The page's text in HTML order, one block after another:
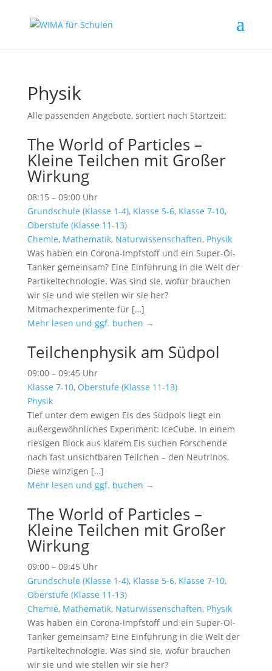
Physik
Alle passenden Angebote, sortiert nach Startzeit:
The World of Particles –
Kleine Teilchen mit Großer
Wirkung
08:15 – 09:00 Uhr
Grundschule (Klasse 1-4), Klasse 5-6, Klasse 7-10,
Oberstufe (Klasse 11-13)
Chemie, Mathematik, Naturwissenschaften, Physik
Was haben ein Corona-Impfstoff und ein Super-Öl-
Tanker gemeinsam? Eine Einführung in die Welt der
Partikeltechnologie. Was sind sie, wofür brauchen
wir sie und wie stellen wir sie her?
Mitmachexperimente für […]
Mehr lesen und ggf. buchen →
Teilchenphysik am Südpol
09:00 – 09:45 Uhr
Klasse 7-10, Oberstufe (Klasse 11-13)
Physik
Tief unter dem ewigen Eis des Südpols liegt ein
außergewöhnliches Experiment: IceCube. In einem
riesigen Block aus klarem Eis suchen Forschende
nach fast unsichtbaren Teilchen – den Neutrinos.
Diese winzigen […]
Mehr lesen und ggf. buchen →
The World of Particles –
Kleine Teilchen mit Großer
Wirkung
09:00 – 09:45 Uhr
Grundschule (Klasse 1-4), Klasse 5-6, Klasse 7-10,
Oberstufe (Klasse 11-13)
Chemie, Mathematik, Naturwissenschaften, Physik
Was haben ein Corona-Impfstoff und ein Super-Öl-
Tanker gemeinsam? Eine Einführung in die Welt der
Partikeltechnologie. Was sind sie, wofür brauchen
wir sie und wie stellen wir sie her?